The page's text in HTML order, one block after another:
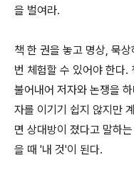
을 벌여라.
책 한 권을 놓고 명상, 묵
번 체험할 수 있어야 한다.
불어내어 저자와 논쟁을
자를 이기기 쉽지 않지만
면 상대방이 졌다고 말하
을 때 '내 것'이 된다.